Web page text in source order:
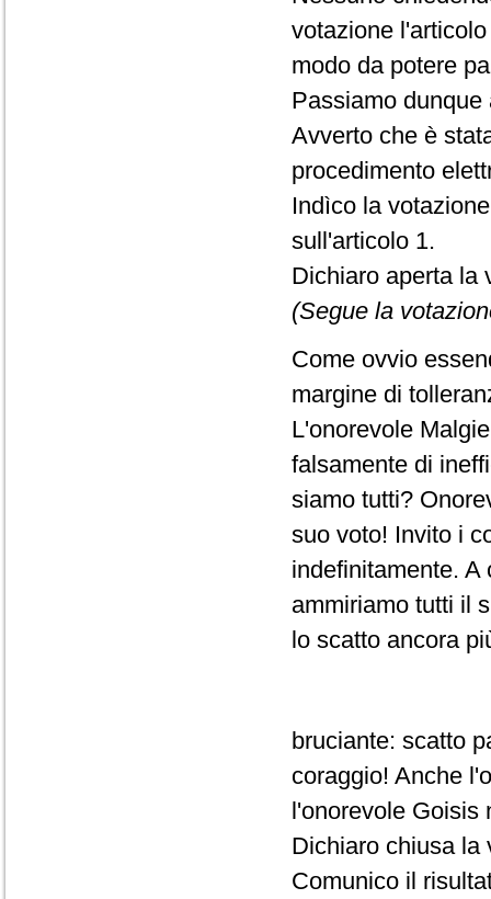
votazione
modo da potere
Passiamo dunque
Avverto che è
procedimento
Indìco la
sull'articolo 1.
Dichiaro aperta la
(Segue la
Come ovvio
margine di
L'onorevole
falsamente di
siamo tutti?
suo voto! Invito i
indefinitamente.
ammiriamo tutti il
lo scatto ancora
bruciante: scatto
coraggio! Anche
l'onorevole Goisis
Dichiaro chiusa la
Comunico il